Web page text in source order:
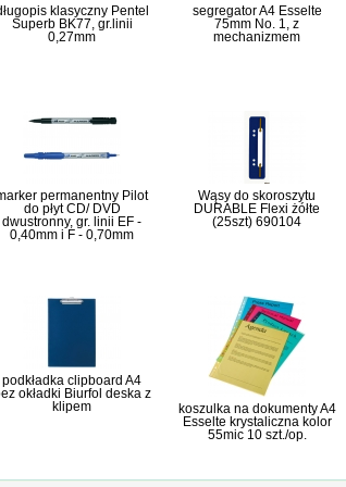
klasyczny Pentel
Superb BK77, gr.linii
0,27mm
segregator A4 Esselte
75mm No. 1, z
mechanizmem
permanentny Pilot
do płyt CD/ DVD
dwustronny, gr. linii EF -
0,40mm i F - 0,70mm
Wąsy do skoroszytu
DURABLE Flexi żółte
(25szt) 690104
podkładka clipboard A4
okładki Biurfol deska z
klipem
koszulka na dokumenty A4
Esselte krystaliczna kolor
55mic 10 szt./op.